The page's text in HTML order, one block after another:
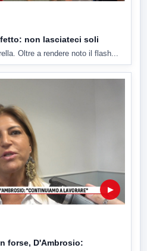
non lasciateci soli
Oltre a rendere noto il flash...
▶
forse, D'Ambrosio: